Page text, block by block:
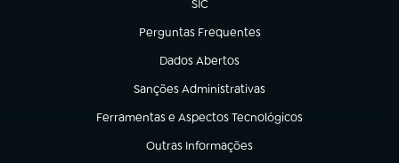
SIC
(abre em nova aba)
Perguntas Frequentes
(abre em nova aba)
Dados Abertos
(abre em nova aba)
Sanções Administrativas
(abre em nova aba)
Ferramentas e Aspectos Tecnológicos
(abre em nova aba)
Outras Informações
(abre em nova aba)